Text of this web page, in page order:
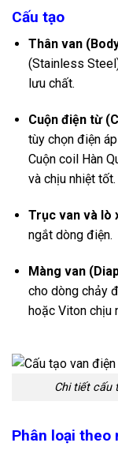
Cấu tạo
Thân van
(Stainless
lưu chất.
Cuộn điện từ
tùy chọn điện
Cuộn coil Hàn
và chịu nhiệt tốt.
Trục van và lò
ngắt dòng điện.
Màng van
cho dòng chảy
hoặc Viton chịu
Chi tiết cấu
Phân loại theo